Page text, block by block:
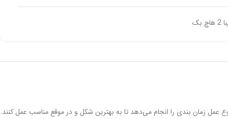
زمان بندی را انجام می‌دهد تا به بهترین شکل و در موقع مناسب عمل کنند.